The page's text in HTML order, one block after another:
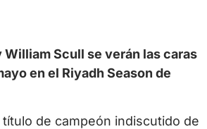
William Scull se verán las caras
en el Riyadh Season de
de campeón indiscutido de